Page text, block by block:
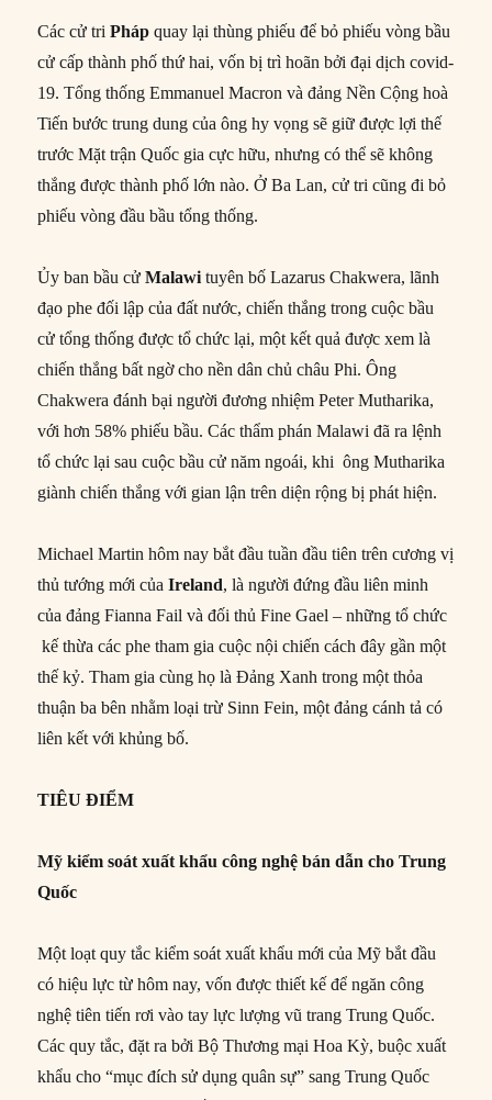
Các cử triPháp quay lại thùng phiếu để bỏ phiếu vòng bầu
cử cấp thành phố thứ hai, vốn bị trì hoãn bởi đại dịch covid-
19. Tổng thống Emmanuel Macron và đảng Nền Cộng hoà
Tiến bước trung dung của ông hy vọng sẽ giữ được lợi thế
trước Mặt trận Quốc gia cực hữu, nhưng có thể sẽ không
thắng được thành phố lớn nào. Ở Ba Lan, cử tri cũng đi bỏ
phiếu vòng đầu bầu tổng thống.
Ủy ban bầu cửMalawi tuyên bố Lazarus Chakwera, lãnh
đạo phe đối lập của đất nước, chiến thắng trong cuộc bầu
cử tổng thống được tổ chức lại, một kết quả được xem là
chiến thắng bất ngờ cho nền dân chủ châu Phi. Ông
Chakwera đánh bại người đương nhiệm Peter Mutharika,
với hơn 58% phiếu bầu. Các thẩm phán Malawi đã ra lệnh
tổ chức lại sau cuộc bầu cử năm ngoái, khi ông Mutharika
giành chiến thắng với gian lận trên diện rộng bị phát hiện.
Michael Martin hôm nay bắt đầu tuần đầu tiên trên cương vị
thủ tướng mới củaIreland, là người đứng đầu liên minh
của đảng Fianna Fail và đối thủ Fine Gael – những tổ chức
kế thừa các phe tham gia cuộc nội chiến cách đây gần một
thế kỷ. Tham gia cùng họ là Đảng Xanh trong một thỏa
thuận ba bên nhằm loại trừ Sinn Fein, một đảng cánh tả có
liên kết với khủng bố.
TIÊU ĐIỂM
Mỹ kiểm soát xuất khẩu công nghệ bán dẫn cho Trung
Quốc
Một loạt quy tắc kiểm soát xuất khẩu mới của Mỹ bắt đầu
có hiệu lực từ hôm nay, vốn được thiết kế để ngăn công
nghệ tiên tiến rơi vào tay lực lượng vũ trang Trung Quốc.
Các quy tắc, đặt ra bởi Bộ Thương mại Hoa Kỳ, buộc xuất
khẩu cho “mục đích sử dụng quân sự” sang Trung Quốc